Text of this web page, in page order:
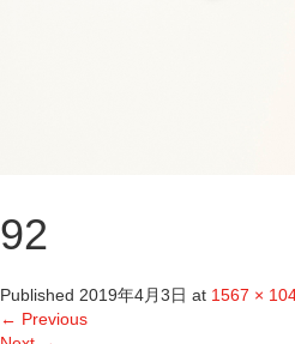
92
Published 2019年4月3日 at 1567 ×
← Previous